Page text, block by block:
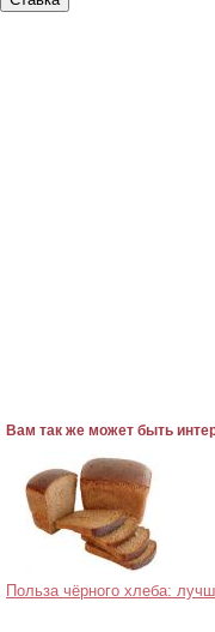
Вам так же может быть
Польза чёрного хлеба: